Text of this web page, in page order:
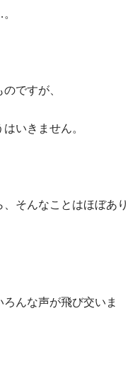
ですが、
いきません。
、そんなことはほぼあり
んな声が飛び交いま